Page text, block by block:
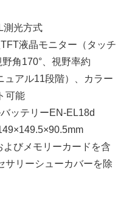
測光方式
液晶モニター（タッチ
角170°、視野率約
ュアル11段階）、カラー
可能
ッテリーEN-EL18d
びメモリーカードを含
サリーシューカバーを除